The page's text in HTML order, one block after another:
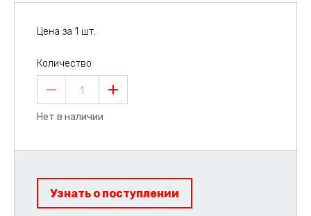
Цена за 1 шт.
Количество
1
Нет в наличии
Узнать о поступлении